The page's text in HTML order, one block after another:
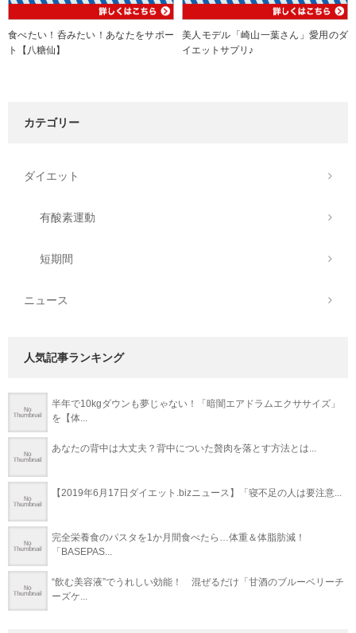
食べたい！呑みたい！あなたをサポー
ト【八糖仙】
美人モデル「崎山一葉さん」愛用のダ
イエットサプリ♪
カテゴリー
ダイエット
有酸素運動
短期間
ニュース
人気記事ランキング
半年で10kgダウンも夢じゃない！「暗闇エアドラムエクササイズ」
を【体...
あなたの背中は大丈夫？背中についた贅肉を落とす方法とは...
【2019年6月17日ダイエット.bizニュース】「寝不足の人は要注意...
完全栄養食のパスタを1か月間食べたら…体重＆体脂肪減！
「BASEPAS...
“飲む美容液”でうれしい効能！ 混ぜるだけ「甘酒のブルーベリーチ
ーズケ...